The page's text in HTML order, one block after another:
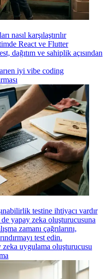
nasıl karşılaştırılır
React ve Flutter
dağıtım ve sahiplik açısından
en iyi vibe coding
testine ihtiyacı vardır
yapay zeka oluşturucusuna
zamanı çağrılarını,
test edin.
zeka uygulama oluşturucusu